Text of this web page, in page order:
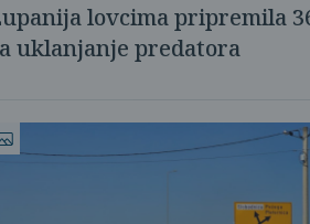
lovcima pripremila
uklanjanje predatora